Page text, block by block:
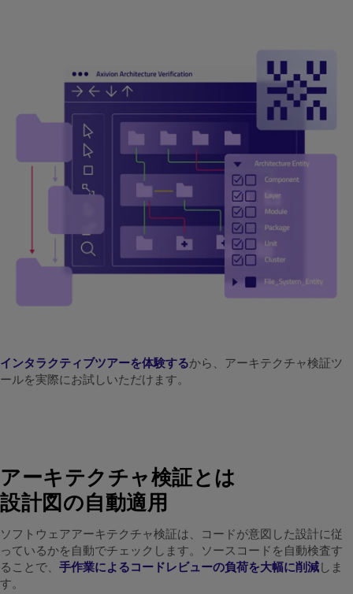
インタラクティブツアーを体験するから、アーキテクチャ検証ツ
ールを実際にお試しいただけます。
アーキテクチャ検証とは
設計図の自動適用
ソフトウェアアーキテクチャ検証は、コードが意図した設計に従
っているかを自動でチェックします。ソースコードを自動検査す
ることで、 手作業によるコードレビューの負荷を大幅に削減しま
す。